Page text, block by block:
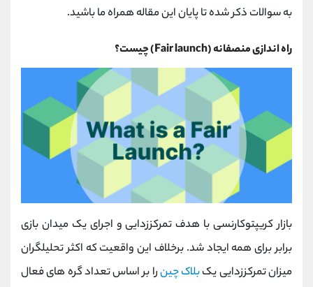
به سوالات ذکر شده تا پایان این مقاله همراه ما باشید.
راه اندازی منصفانه (Fair launch) چیست؟
بازار کریپتوکارنسی با هدف تمرکززدایی و اجرای یک میدان بازی
برابر برای همه ایجاد شد. برخلاف این واقعیت که اکثر تحلیلگران
میزان تمرکززدایی یکبلاک چینرا بر اساس تعداد گره های فعال